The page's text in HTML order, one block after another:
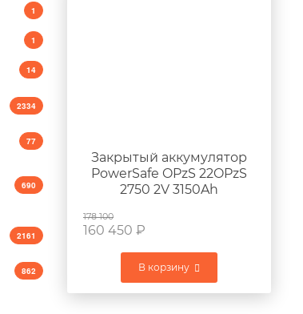
Закрытый аккумулятор
PowerSafe OPzS 22OPzS
2750 2V 3150Ah
178 100
160 450 ₽
В корзину
1
1
14
2334
77
690
2161
862